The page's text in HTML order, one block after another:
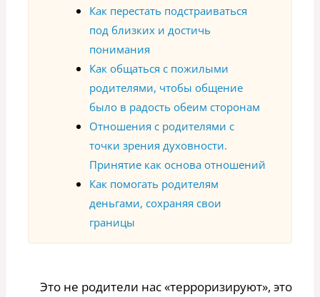
Как перестать подстраиваться
под близких и достичь
понимания
Как общаться с пожилыми
родителями, чтобы общение
было в радость обеим сторонам
Отношения с родителями с
точки зрения духовности.
Принятие как основа отношений
Как помогать родителям
деньгами, сохраняя свои
границы
Это не родители нас «терроризируют», это